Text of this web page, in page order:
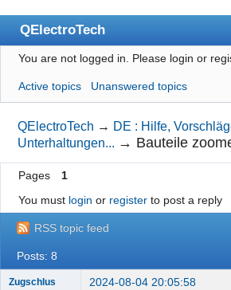
QElectroTech
Index
User list
Search
Register
Login
Site officiel
Wiki
BugTracker
You are not logged in. Please login or
Active topics Unanswered topics
QElectroTech → DE : Hilfe,
Unterhaltungen... → Bauteile
Pages
1
You must login or registerto post a reply
RSS topic feed
Posts: 8
Zugschlus 2024-08-04 20:05:58